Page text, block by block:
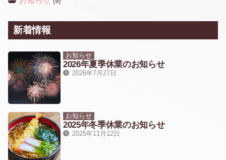
新着情報
お知らせ
2026年夏季休業のお知らせ
2026年7月27日
お知らせ
2025年冬季休業のお知らせ
2025年11月12日